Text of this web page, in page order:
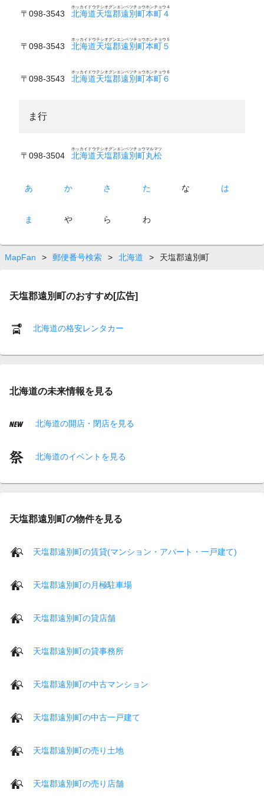
〒098-3543 北海道天塩郡遠別町本町４
ホッカイドウテシオグンエンベツチョウホンチョウ４
〒098-3543 北海道天塩郡遠別町本町５
ホッカイドウテシオグンエンベツチョウホンチョウ５
〒098-3543 北海道天塩郡遠別町本町６
ホッカイドウテシオグンエンベツチョウホンチョウ６
ま行
〒098-3504 北海道天塩郡遠別町丸松
ホッカイドウテシオグンエンベツチョウマルマツ
あ か さ た な は
ま や ら わ
MapFan > 郵便番号検索 > 北海道 > 天塩郡遠別町
天塩郡遠別町のおすすめ[広告]
北海道の格安レンタカー
北海道の未来情報を見る
北海道の開店・閉店を見る
北海道のイベントを見る
天塩郡遠別町の物件を見る
天塩郡遠別町の賃貸(マンション・アパート・一戸建て)
天塩郡遠別町の月極駐車場
天塩郡遠別町の貸店舗
天塩郡遠別町の貸事務所
天塩郡遠別町の中古マンション
天塩郡遠別町の中古一戸建て
天塩郡遠別町の売り土地
天塩郡遠別町の売り店舗